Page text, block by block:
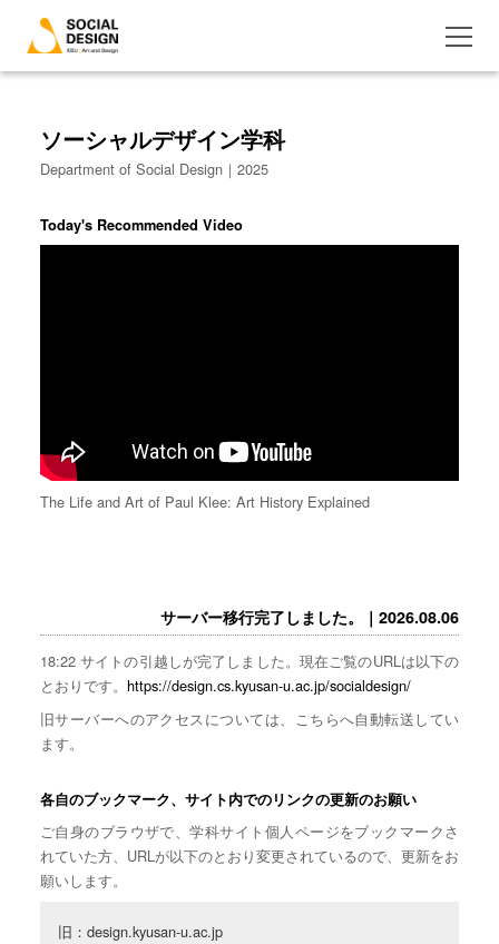
ソーシャルデザイン学科
Department of Social Design｜2025
Today's Recommended Video
The Life and Art of Paul Klee: Art History Explained
サーバー移行完了しました。｜2026.08.06
18:22 サイトの引越しが完了しました。現在ご覧のURLは以下の
とおりです。 https://design.cs.kyusan-u.ac.jp/socialdesign/
旧サーバーへのアクセスについては、こちらへ自動転送してい
ます。
各自のブックマーク、サイト内でのリンクの更新のお願い
ご自身のブラウザで、学科サイト個人ページをブックマークさ
れていた方、URLが以下のとおり変更されているので、更新をお
願いします。
旧：design.kyusan-u.ac.jp